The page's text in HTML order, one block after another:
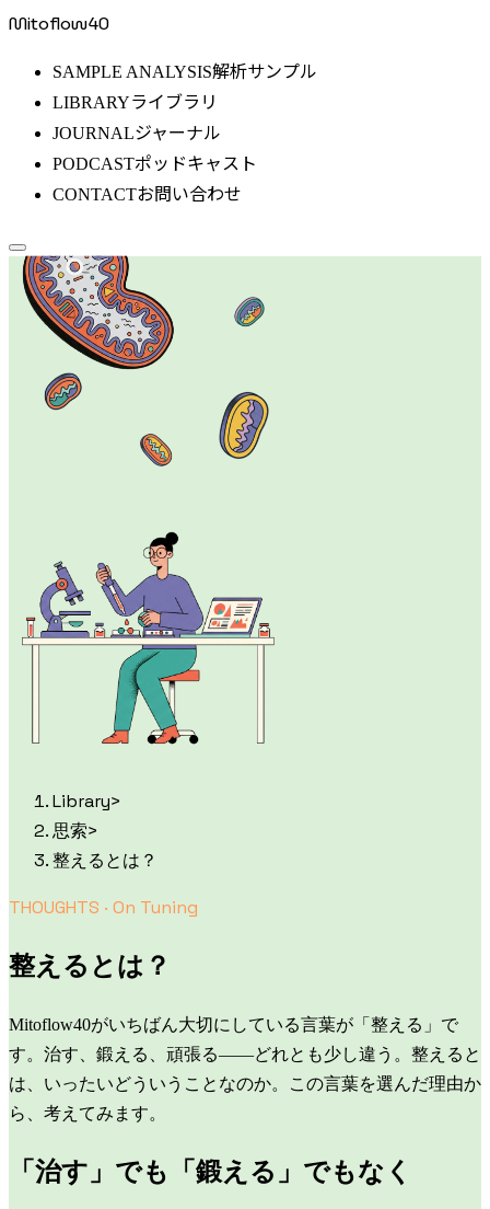
Mitoflow40
SAMPLE ANALYSIS解析サンプル
LIBRARYライブラリ
JOURNALジャーナル
PODCASTポッドキャスト
CONTACTお問い合わせ
Library>
思索>
整えるとは？
THOUGHTS · On Tuning
整えるとは？
Mitoflow40がいちばん大切にしている言葉が「整える」で
す。治す、鍛える、頑張る——どれとも少し違う。整えると
は、いったいどういうことなのか。この言葉を選んだ理由か
ら、考えてみます。
「治す」でも「鍛える」でもなく